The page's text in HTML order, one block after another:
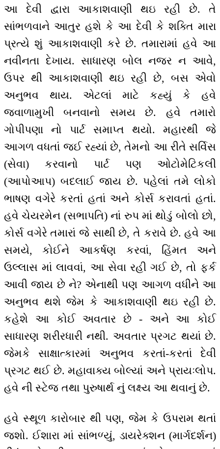
આ દેવી દ્વારા આકાશવાણી થઇ રહી છે. તે
સાંભળવાને આતુર હશે કે આ દેવી કે શક્તિ મારા
પ્રત્યે શું આકાશવાણી કરે છે. તમારામાં હવે આ
નવીનતા દેખાય. સાધારણ બોલ નજર ન આવે,
ઉપર થી આકાશવાણી થઇ રહી છે, બસ એવો
અનુભવ થાય. એટલાં માટે કહ્યું કે હવે
જ્વાળામુખી બનવાનો સમય છે. હવે તમારો
ગોપીપણા નો પાર્ટ સમાપ્ત થયો. મહારથી જે
આગળ વધતાં જઈ રહ્યાં છે, તેમનો આ રીતે સર્વિસ
(સેવા) કરવાનો પાર્ટ પણ ઓટોમેટિકલી
(આપોઆપ) બદલાઈ જાય છે. પહેલાં તમે લોકો
ભાષણ વગેરે કરતાં હતાં અને કોર્સ કરાવતાં હતાં.
હવે ચેયરમેન (સભાપતિ) નાં રુપ માં થોડું બોલો છો,
કોર્સ વગેરે તમારાં જે સાથી છે, તે કરાવે છે. હવે આ
સમયે, કોઈને આકર્ષણ કરવાં, હિંમત અને
ઉલ્લાસ માં લાવવાં, આ સેવા રહી ગઈ છે, તો ફર્ક
આવી જાય છે ને? એનાથી પણ આગળ વધીને આ
અનુભવ થશે જેમ કે આકાશવાણી થઇ રહી છે.
કહેશે આ કોઈ અવતાર છે - અને આ કોઈ
સાધારણ શરીરધારી નથી. અવતાર પ્રગટ થયાં છે.
જેમકે સાક્ષાત્કારમાં અનુભવ કરતાં-કરતાં દેવી
પ્રગટ થઈ છે. મહાવાક્ય બોલ્યાં અને પ્રાયઃલોપ.
હવે ની સ્ટેજ તથા પુરુષાર્થ નું લક્ષ્ય આ થવાનું છે.
હવે સ્થૂળ કારોબાર થી પણ, જેમ કે ઉપરામ થતાં
જશો. ઈશારા માં સાંભળ્યું, ડાયરેક્શન (માર્ગદર્શન)